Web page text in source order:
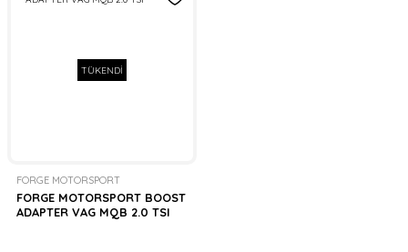
TÜKENDİ
FORGE MOTORSPORT
FORGE MOTORSPORT BOOST
ADAPTER VAG MQB 2.0 TSI